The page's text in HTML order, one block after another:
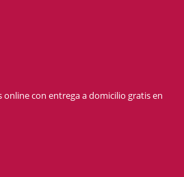
online con entrega a domicilio gratis en